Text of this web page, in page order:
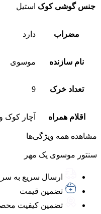
جنس گوشی کوک استیل
مضراب دارد
نام سازنده موسوی
تعداد خرک 9
اقلام همراه آچار
مشاهده همه ویژگی‌ها
سنتور موسوی یک مهر
ارسال سریع به
تضمین قیمت
تضمین کیفیت